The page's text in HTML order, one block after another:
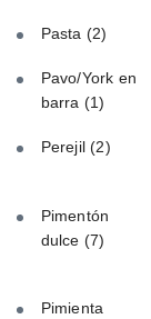
Pasta (2)
Pavo/York en
barra (1)
Perejil(2)
Pimentón
dulce (7)
Pimienta